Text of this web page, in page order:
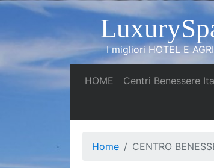
I migliori HOTEL E
HOME (current)
Centri Benessere
Home CENTRO